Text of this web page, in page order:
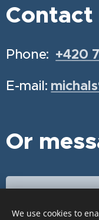
Contact
Phone: +420
E-mail:
Or
We use cookies to